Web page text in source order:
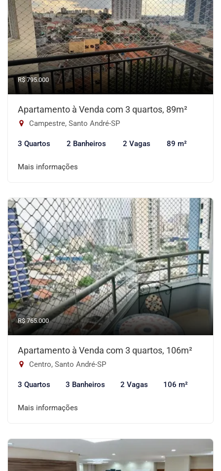
R$ 795.000
Apartamento à Venda com 3 quartos, 89m²
Campestre, Santo André-SP
3 Quartos 2 Banheiros 2 Vagas 89 m²
Mais informações
R$ 765.000
Apartamento à Venda com 3 quartos, 106m²
Centro, Santo André-SP
3 Quartos 3 Banheiros 2 Vagas 106 m²
Mais informações